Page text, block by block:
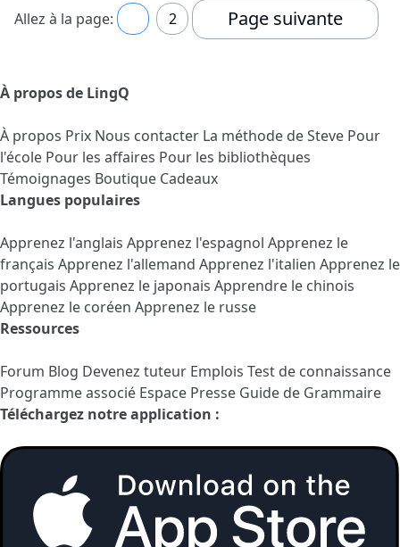
Allez à la page: 2 Page suivante
À propos de LingQ
À propos Prix Nous contacter La méthode de Steve Pour
l'école Pour les affaires Pour les bibliothèques
Témoignages Boutique Cadeaux
Langues populaires
Apprenez l'anglais Apprenez l'espagnol Apprenez le
français Apprenez l'allemand Apprenez l'italien Apprenez le
portugais Apprenez le japonais Apprendre le chinois
Apprenez le coréen Apprenez le russe
Ressources
Forum Blog Devenez tuteur Emplois Test de connaissance
Programme associé Espace Presse Guide de Grammaire
Téléchargez notre application :